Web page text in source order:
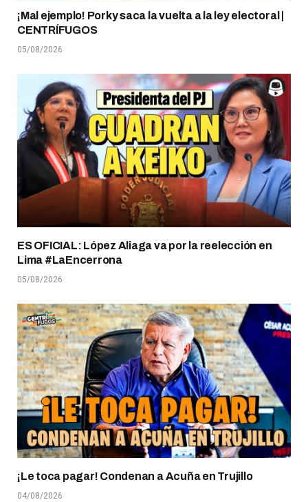
¡Mal ejemplo! Porky saca la vuelta a la ley electoral |
CENTRÍFUGOS
05/08/2026
ES OFICIAL: López Aliaga va por la reelección en
Lima #LaEncerrona
05/08/2026
¡Le toca pagar! Condenan a Acuña en Trujillo
04/08/2026